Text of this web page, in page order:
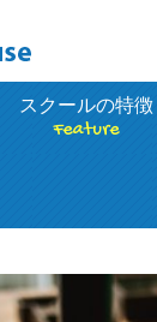
スクールの特徴
Feature